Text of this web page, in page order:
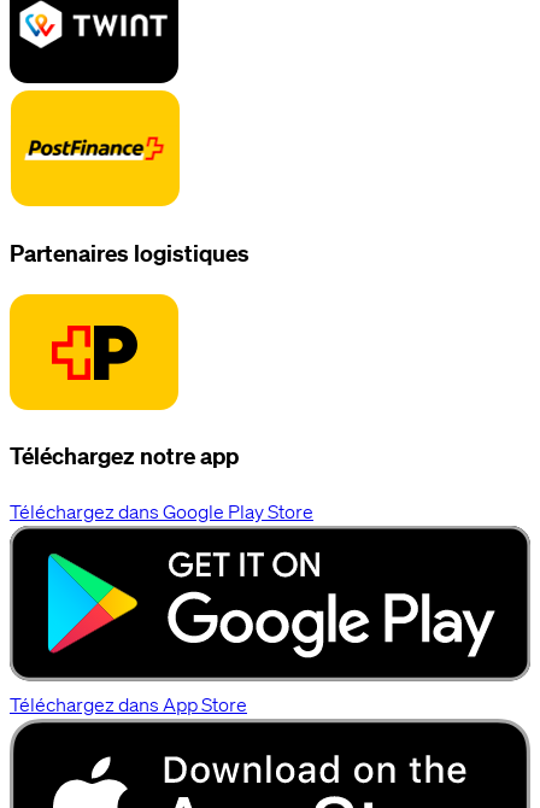
Partenaires logistiques
Téléchargez notre app
Téléchargez dans Google Play Store
Téléchargez dans App Store